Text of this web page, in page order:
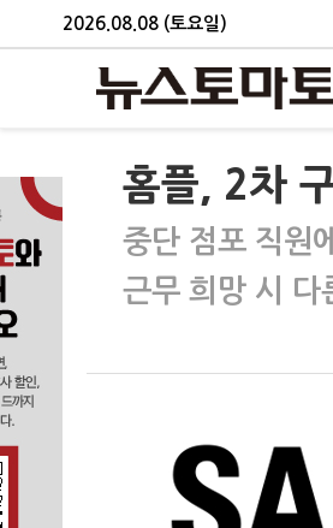
2026.08.08 (토요일)
홈플, 2차
중단 점포 직원
근무 희망 시 다